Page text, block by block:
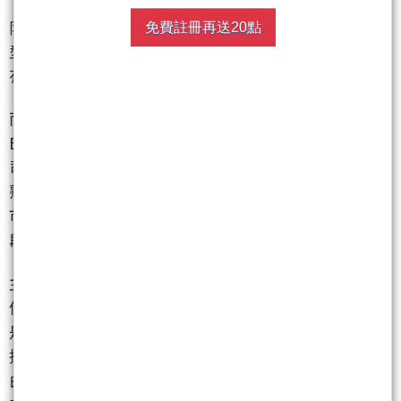
陳重銘提到，當大盤處於盤整時，不利槓桿型或反向
型ETF操作，建議投資新手首選風險低、適合長期持
有的原型ETF。
而原型ETF又分為市值型、主題式與高股息。市值型
ETF追蹤大盤指數發展，大型ETF買進市值前幾大的公
司，中小型ETF則是選擇中間市值的上市企業，大家
熟悉的元大台灣50
市值型ETF，最大成分股台積電尚處於研發、擴展階
段，股利較少，因此獲利來源主要在價差而非股息。
主題型ETF則是匯集某個領域、主題的個股，通常投
信公司會根據時下流行的題材去推出主題型ETF，像
是國泰台灣5G+
據目前很夯的5G題材所推出的ETF。值得留意的是，
由於這類ETF是根據熱門題材來選擇標的，因此會集
免費註冊再送20點